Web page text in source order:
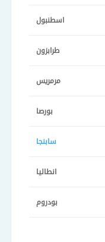
اسطنبول
طرابزون
مرمريس
بورصا
سابنجا
انطاليا
بودروم